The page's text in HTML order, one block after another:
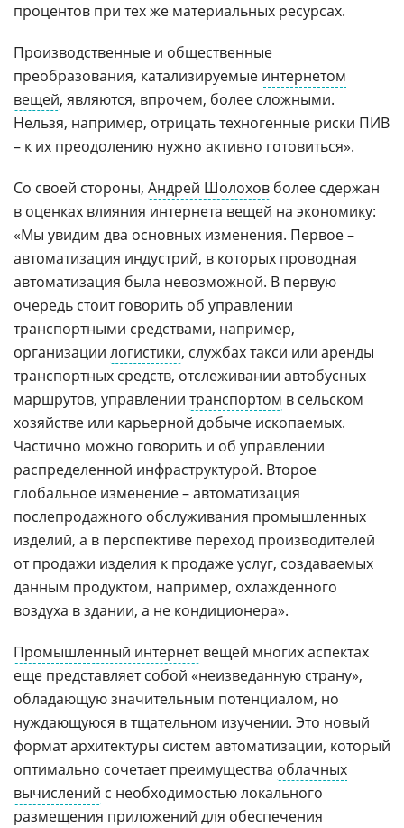
процентов при тех же материальных ресурсах.
Производственные и общественные
преобразования, катализируемые интернетом
вещей, являются, впрочем, более сложными.
Нельзя, например, отрицать техногенные риски ПИВ
– к их преодолению нужно активно готовиться».
Со своей стороны, Андрей Шолохов более сдержан
в оценках влияния интернета вещей на экономику:
«Мы увидим два основных изменения. Первое –
автоматизация индустрий, в которых проводная
автоматизация была невозможной. В первую
очередь стоит говорить об управлении
транспортными средствами, например,
организации логистики, службах такси или аренды
транспортных средств, отслеживании автобусных
маршрутов, управлении транспортом в сельском
хозяйстве или карьерной добыче ископаемых.
Частично можно говорить и об управлении
распределенной инфраструктурой. Второе
глобальное изменение – автоматизация
послепродажного обслуживания промышленных
изделий, а в перспективе переход производителей
от продажи изделия к продаже услуг, создаваемых
данным продуктом, например, охлажденного
воздуха в здании, а не кондиционера».
Промышленный интернетвещей многих аспектах
еще представляет собой «неизведанную страну»,
обладающую значительным потенциалом, но
нуждающуюся в тщательном изучении. Это новый
формат архитектуры систем автоматизации, который
оптимально сочетает преимущества облачных
вычислений с необходимостью локального
размещения приложений для обеспечения